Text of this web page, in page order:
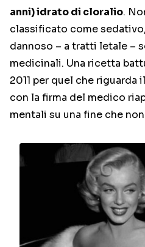
anni) idrato di cloralio.
classificato come
dannoso – a tratti letale –
medicinali. Una ricetta
2011 per quel che
con la firma del medico
mentali su una fine che